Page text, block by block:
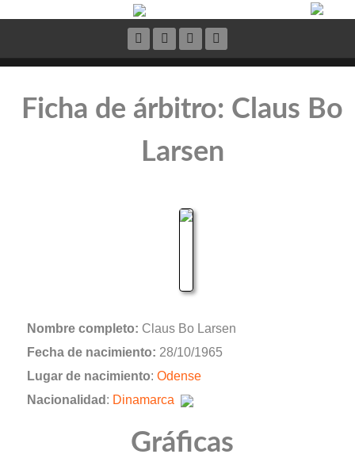
Ficha de árbitro: Claus Bo
Larsen
Nombre completo: Claus Bo Larsen
Fecha de nacimiento: 28/10/1965
Lugar de nacimiento: Odense
Nacionalidad : Dinamarca
Gráficas